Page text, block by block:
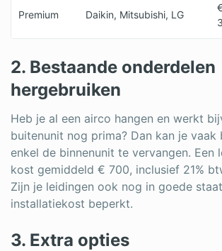
Premium Daikin, Mitsubishi, LG
2. Bestaande onderdelen
hergebruiken
Heb je al een airco hangen en werkt
buitenunit nog prima? Dan kan je vaak
enkel de binnenunit te vervangen. Een
kost gemiddeld € 700, inclusief 21%
Zijn je leidingen ook nog in goede
installatiekost beperkt.
3. Extra opties